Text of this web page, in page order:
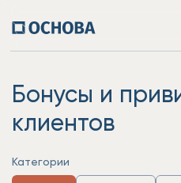
Бонусы и
клиентов
Категории